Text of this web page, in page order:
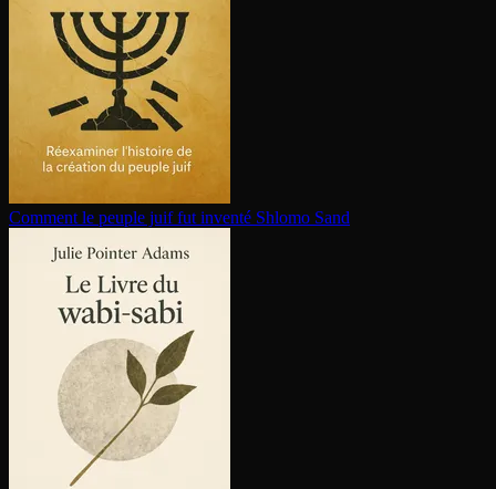
Comment le peuple juif fut inventé Shlomo Sand